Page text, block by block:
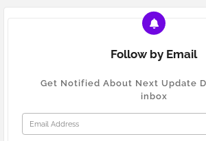
Follow by Email
Get Notified About Next Update
inbox